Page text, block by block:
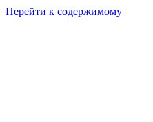
Перейти к содержимому